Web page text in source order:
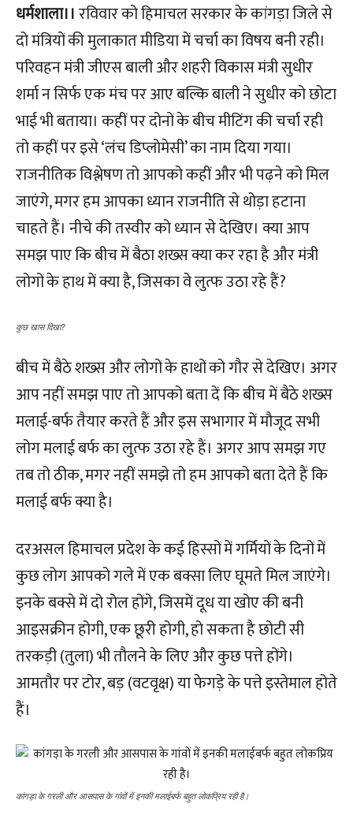
धर्मशाला।।रविवार को हिमाचल सरकार के कांगड़ा जिले से
दो मंत्रियों की मुलाकात मीडिया में चर्चा का विषय बनी रही।
परिवहन मंत्री जीएस बाली और शहरी विकास मंत्री सुधीर
शर्मा न सिर्फ एक मंच पर आए बल्कि बाली ने सुधीर को छोटा
भाई भी बताया। कहीं पर दोनों के बीच मीटिंग की चर्चा रही
तो कहीं पर इसे ‘लंच डिप्लोमेसी’ का नाम दिया गया।
राजनीतिक विश्लेषण तो आपको कहीं और भी पढ़ने को मिल
जाएंगे, मगर हम आपका ध्यान राजनीति से थोड़ा हटाना
चाहते हैं। नीचे की तस्वीर को ध्यान से देखिए। क्या आप
समझ पाए कि बीच में बैठा शख्स क्या कर रहा है और मंत्री
लोगों के हाथ में क्या है, जिसका वे लुत्फ उठा रहे हैं?
कुछ खास दिखा?
बीच में बैठे शख्स और लोगों के हाथों को गौर से देखिए। अगर
आप नहीं समझ पाए तो आपको बता दें कि बीच में बैठे शख्स
मलाई-बर्फ तैयार करते हैं और इस सभागार में मौजूद सभी
लोग मलाई बर्फ का लुत्फ उठा रहे हैं। अगर आप समझ गए
तब तो ठीक, मगर नहीं समझे तो हम आपको बता देते हैं कि
मलाई बर्फ क्या है।
दरअसल हिमाचल प्रदेश के कई हिस्सों में गर्मियों के दिनों में
कुछ लोग आपको गले में एक बक्सा लिए घूमते मिल जाएंगे।
इनके बक्से में दो रोल होंगे, जिसमें दूध या खोए की बनी
आइसक्रीन होगी, एक छूरी होगी, हो सकता है छोटी सी
तरकड़ी (तुला) भी तौलने के लिए और कुछ पत्ते होंगे।
आमतौर पर टोर, बड़ (वटवृक्ष) या फेगड़े के पत्ते इस्तेमाल होते
हैं।
कांगड़ा के गरली और आसपास के गांवों में इनकी मलाईबर्फ बहुत लोकप्रिय रही है।